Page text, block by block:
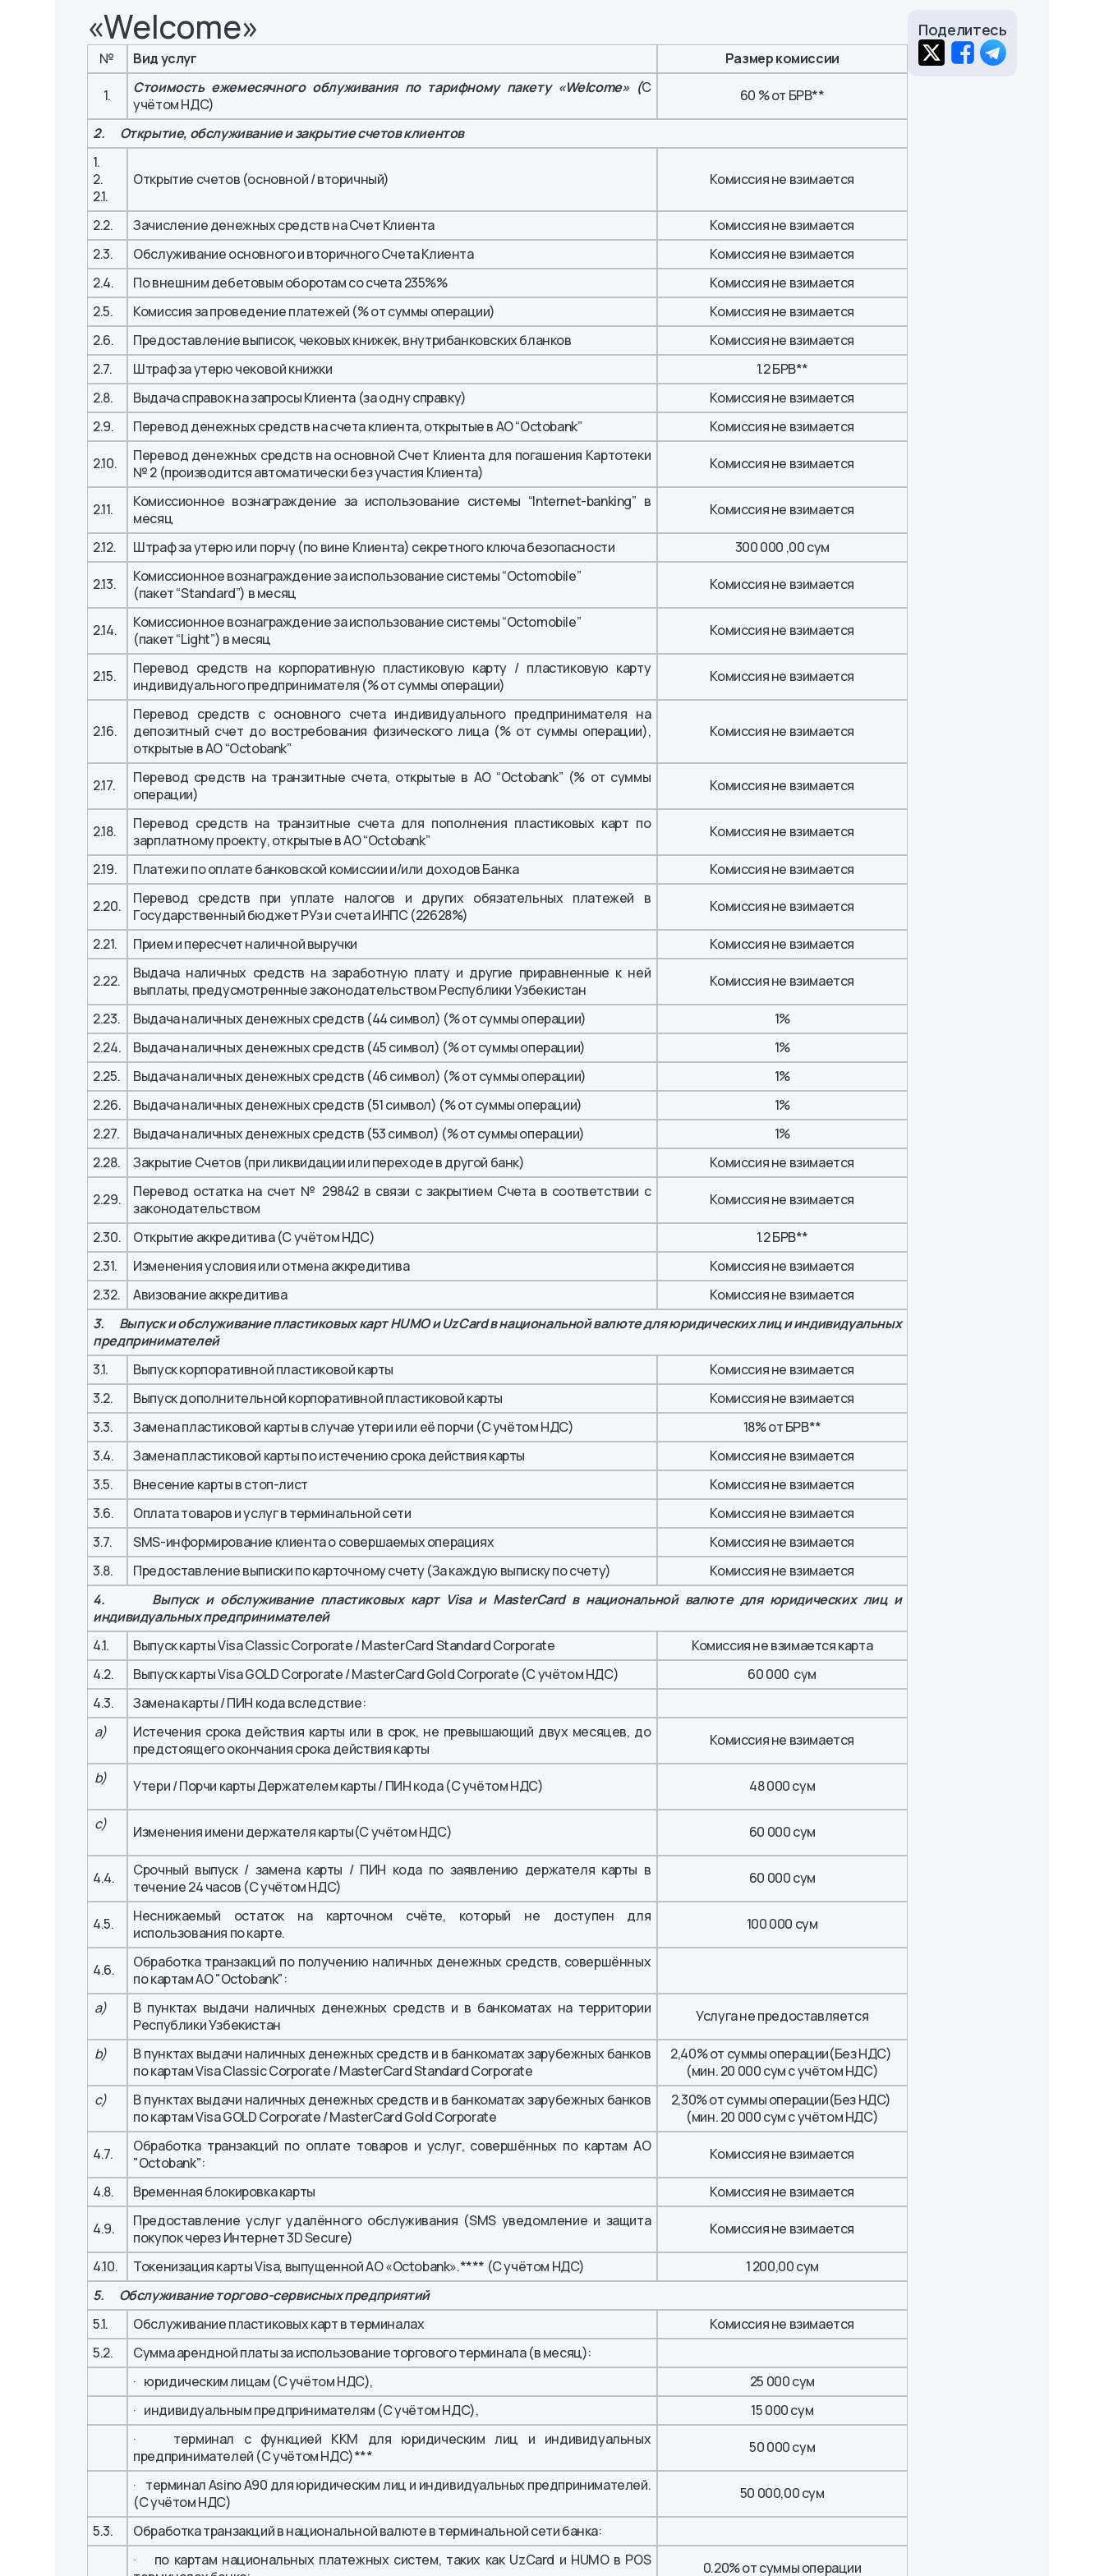
Octo-Mobile
Платежная система
OlmaPay
«Octobank»
Правила и регламенты
Комплаенс
Порядок обращения
клиентов
«Welcome»
№ Вид услуг Размер комиссии
1. Стоимость ежемесячного облуживания по тарифному пакету «Welcome» (С
учётом НДС)
60 % от БРВ**
2. Открытие, обслуживание и закрытие счетов клиентов
1.
2.
2.1.
Открытие счетов (основной / вторичный) Комиссия не взимается
2.2. Зачисление денежных средств на Счет Клиента
Комиссия не взимается
2.3.
Обслуживание основного и вторичного Счета Клиента
Комиссия не взимается
2.4.
По внешним дебетовым оборотам со счета 235%%
Комиссия не взимается
2.5.
Комиссия за проведение платежей (% от суммы операции)
Комиссия не взимается
2.6.
Предоставление выписок, чековых книжек, внутрибанковских бланков
Комиссия не взимается
2.7.
Штраф за утерю чековой книжки
1.2 БРВ**
2.8.
Выдача справок на запросы Клиента (за одну справку)
Комиссия не взимается
2.9.
Перевод денежных средств на счета клиента, открытые в АО “Octobank” Комиссия не взимается
2.10.
Перевод денежных средств на основной Счет Клиента для погашения Картотеки
№ 2 (производится автоматически без участия Клиента)
Комиссия не взимается
2.11.
Комиссионное вознаграждение за использование системы “Internet-banking” в
месяц
Комиссия не взимается
2.12. Штраф за утерю или порчу (по вине Клиента) секретного ключа безопасности 300 000 ,00 сум
2.13.
Комиссионное вознаграждение за использование системы “Octomobile”
(пакет “Standard”) в месяц
Комиссия не взимается
2.14.
Комиссионное вознаграждение за использование системы “Octomobile”
(пакет “Light”) в месяц
Комиссия не взимается
2.15.
Перевод средств на корпоративную пластиковую карту / пластиковую карту
индивидуального предпринимателя (% от суммы операции)
Комиссия не взимается
2.16.
Перевод средств с основного счета индивидуального предпринимателя на
депозитный счет до востребования физического лица (% от суммы операции),
открытые в АО “Octobank”
Комиссия не взимается
2.17.
Перевод средств на транзитные счета, открытые в АО “Octobank” (% от суммы
операции)
Комиссия не взимается
2.18.
Перевод средств на транзитные счета для пополнения пластиковых карт по
зарплатному проекту, открытые в АО “Octobank”
Комиссия не взимается
2.19. Платежи по оплате банковской комиссии и/или доходов Банка Комиссия не взимается
2.20.
Перевод средств при уплате налогов и других обязательных платежей в
Государственный бюджет РУз и счета ИНПС (22628%)
Комиссия не взимается
2.21. Прием и пересчет наличной выручки Комиссия не взимается
2.22.
Выдача наличных средств на заработную плату и другие приравненные к ней
выплаты, предусмотренные законодательством Республики Узбекистан
Комиссия не взимается
2.23. Выдача наличных денежных средств (44 символ) (% от суммы операции)
1%
2.24.
Выдача наличных денежных средств (45 символ) (% от суммы операции)
1%
2.25.
Выдача наличных денежных средств (46 символ) (% от суммы операции)
1%
2.26.
Выдача наличных денежных средств (51 символ) (% от суммы операции)
1%
2.27.
Выдача наличных денежных средств (53 символ) (% от суммы операции)
1%
2.28.
Закрытие Счетов (при ликвидации или переходе в другой банк) Комиссия не взимается
2.29.
Перевод остатка на счет № 29842 в связи с закрытием Счета в соответствии с
законодательством
Комиссия не взимается
2.30. Открытие аккредитива (С учётом НДС)
1.2 БРВ**
2.31.
Изменения условия или отмена аккредитива
Комиссия не взимается
2.32.
Авизование аккредитива
Комиссия не взимается
3. Выпуск и обслуживание пластиковых карт HUMO и UzCard в национальной валюте для юридических лиц и индивидуальных
предпринимателей
3.1.
Выпуск корпоративной пластиковой карты
Комиссия не взимается
3.2.
Выпуск дополнительной корпоративной пластиковой карты
Комиссия не взимается
3.3.
Замена пластиковой карты в случае утери или её порчи (С учётом НДС)
18% от БРВ**
3.4.
Замена пластиковой карты по истечению срока действия карты
Комиссия не взимается
3.5.
Внесение карты в стоп-лист
Комиссия не взимается
3.6.
Оплата товаров и услуг в терминальной сети
Комиссия не взимается
3.7.
SMS-информирование клиента о совершаемых операциях
Комиссия не взимается
3.8.
Предоставление выписки по карточному счету (За каждую выписку по счету)
Комиссия не взимается
4. Выпуск и обслуживание пластиковых карт Visa и MasterCard в национальной валюте для юридических лиц и
индивидуальных предпринимателей
4.1.
Выпуск карты Visa Classic Corporate / MasterCard Standard Corporate
Комиссия не взимается карта
4.2.
Выпуск карты Visa GOLD Corporate / MasterCard Gold Corporate (С учётом НДС)
60 000 сум
4.3.
Замена карты / ПИН кода вследствие:
a)
Истечения срока действия карты или в срок, не превышающий двух месяцев, до
предстоящего окончания срока действия карты
Комиссия не взимается
b) Утери / Порчи карты Держателем карты / ПИН кода (С учётом НДС) 48 000 сум
c) Изменения имени держателя карты(С учётом НДС) 60 000 сум
4.4.
Срочный выпуск / замена карты / ПИН кода по заявлению держателя карты в
течение 24 часов (С учётом НДС)
60 000 сум
4.5.
Неснижаемый остаток на карточном счёте, который не доступен для
использования по карте.
100 000 сум
4.6.
Обработка транзакций по получению наличных денежных средств, совершённых
по картам АО "Octobank":
a)
В пунктах выдачи наличных денежных средств и в банкоматах на территории
Республики Узбекистан
Услуга не предоставляется
b)
В пунктах выдачи наличных денежных средств и в банкоматах зарубежных банков
по картам Visa Classic Corporate / MasterCard Standard Corporate
2,40% от суммы операции(Без НДС)
(мин. 20 000 сум c учётом НДС)
c)
В пунктах выдачи наличных денежных средств и в банкоматах зарубежных банков
по картам Visa GOLD Corporate / MasterCard Gold Corporate
2,30% от суммы операции(Без НДС)
(мин. 20 000 сум c учётом НДС)
4.7.
Обработка транзакций по оплате товаров и услуг, совершённых по картам АО
"Octobank":
Комиссия не взимается
4.8. Временная блокировка карты Комиссия не взимается
4.9.
Предоставление услуг удалённого обслуживания (SMS уведомление и защита
покупок через Интернет 3D Secure)
Комиссия не взимается
4.10. Токенизация карты Visa, выпущенной АО «Octobank».**** (С учётом НДС)
1 200,00 сум
5. Обслуживание торгово-сервисных предприятий
5.1.
Обслуживание пластиковых карт в терминалах
Комиссия не взимается
5.2.
Сумма арендной платы за использование торгового терминала (в месяц):
· юридическим лицам (С учётом НДС),
25 000 сум
· индивидуальным предпринимателям (С учётом НДС),
15 000 сум
· терминал с функцией ККМ для юридическим лиц и индивидуальных
предпринимателей (С учётом НДС)***
50 000 сум
· терминал Asino A90 для юридическим лиц и индивидуальных предпринимателей.
(С учётом НДС)
50 000,00 сум
5.3.
Обработка транзакций в национальной валюте в терминальной сети банка:
· по картам национальных платежных систем, таких как UzCard и HUMO в POS
0.20% от суммы операции
Поделитесь